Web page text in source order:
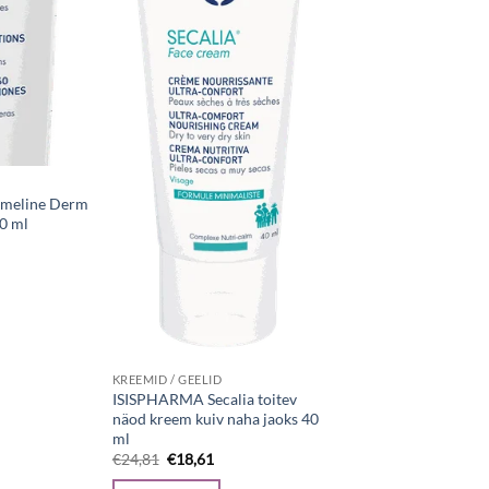
Derm
ml
KREEMID / GEELID
ISISPHARMA Secalia toitev
näod kreem kuiv naha jaoks 40
ml
€24,81 Algne
hind
€18,61